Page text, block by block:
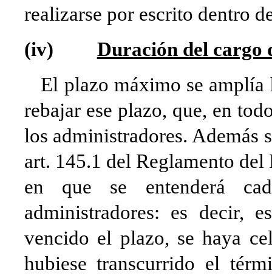
realizarse por escrito dentro
(iv) Duración del cargo
El plazo máximo se amplía
rebajar ese plazo, que, en
los administradores. Además
art. 145.1 del Reglamento
en que se entenderá
administradores: es decir,
vencido el plazo, se haya
hubiese transcurrido el